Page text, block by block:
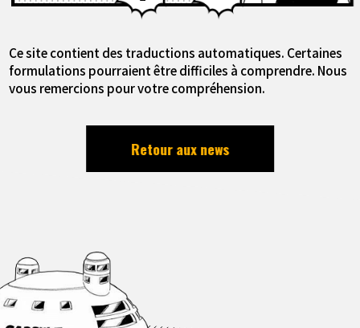
Ce site contient des traductions automatiques. Certaines
formulations pourraient être difficiles à comprendre. Nous
vous remercions pour votre compréhension.
Retour aux news